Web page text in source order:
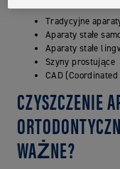
Tradycyjne
Aparaty stałe
Aparaty stałe
Szyny prostujące
CAD
CZYSZCZENIE
WAŻNE?